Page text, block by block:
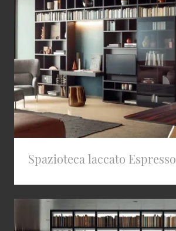
Spazioteca laccato Espresso